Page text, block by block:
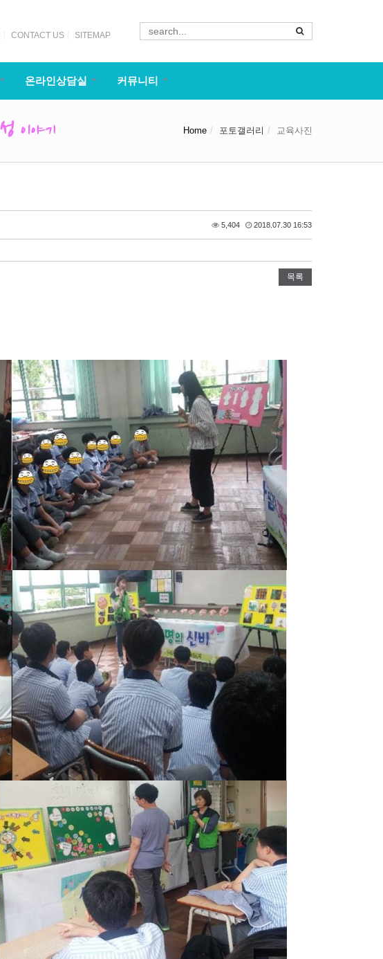
CONTACT US SITEMAP
온라인상담실 커뮤니티
Home 포토갤러리 교육사진
5,404 2018.07.30 16:53
목록